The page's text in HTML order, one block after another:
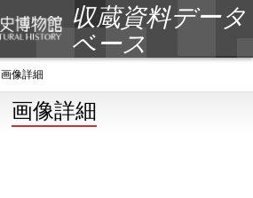
収蔵資料データ
ベース
画像詳細
画像詳細